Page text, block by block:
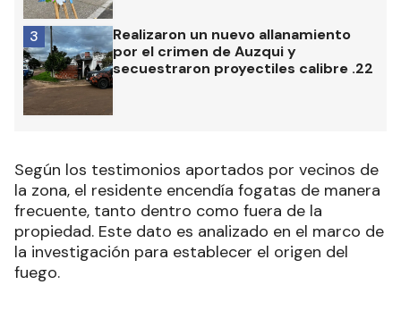
Realizaron un nuevo allanamiento
por el crimen de Auzqui y
secuestraron proyectiles calibre .22
3
Según los testimonios aportados por vecinos de
la zona, el residente encendía fogatas de manera
frecuente, tanto dentro como fuera de la
propiedad. Este dato es analizado en el marco de
la investigación para establecer el origen del
fuego.